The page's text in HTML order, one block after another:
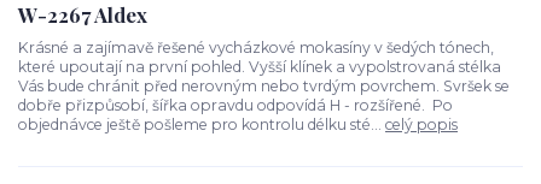
W-2267 Aldex
Krásné a zajímavě řešené vycházkové mokasíny v šedých tónech,
které upoutají na první pohled. Vyšší klínek a vypolstrovaná stélka
Vás bude chránit před nerovným nebo tvrdým povrchem. Svršek se
dobře přizpůsobí, šířka opravdu odpovídá H - rozšířené. Po
objednávce ještě pošleme pro kontrolu délku sté... celý popis